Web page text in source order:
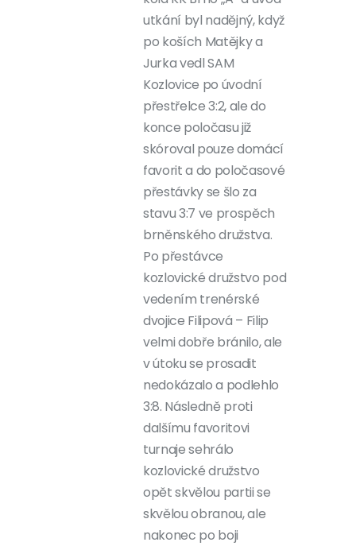
utkání byl nadějný, když
po koších Matějky a
Jurka vedl SAM
Kozlovice po úvodní
přestřelce 3:2, ale do
konce poločasu již
skóroval pouze domácí
favorit a do poločasové
přestávky se šlo za
stavu 3:7 ve prospěch
brněnského družstva.
Po přestávce
kozlovické družstvo pod
vedením trenérské
dvojice Filipová – Filip
velmi dobře bránilo, ale
v útoku se prosadit
nedokázalo a podlehlo
3:8. Následně proti
dalšímu favoritovi
turnaje sehrálo
kozlovické družstvo
opět skvělou partii se
skvělou obranou, ale
nakonec po boji